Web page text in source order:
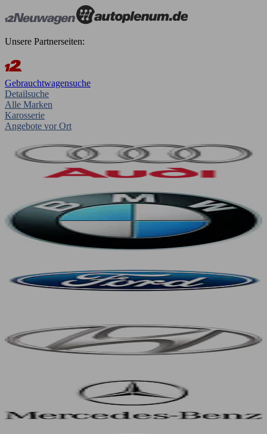
Unsere Partnerseiten:
Gebrauchtwagensuche
Detailsuche
Alle Marken
Karosserie
Angebote vor Ort